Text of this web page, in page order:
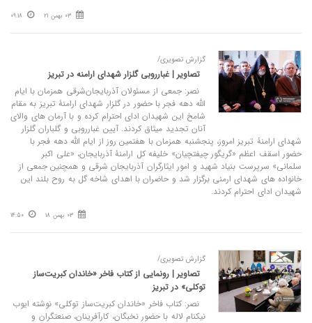
03 بهمن 21 09:18
گزارش تصویری/
تصاویر | غبارروبی گلزار شهدای ارامنه در تبریز
نصر: جمعی از مسئولان آذربایجان‌شرقی همزمان با ایام
الله دهه فجر با حضور در گلزار شهدای ارامنۀ تبریز به مقام
شامخ این شهیدان ادای احترام کرده و با آرمان های والای
آنان تجدید میثاق کردند. آیین غبارروبی و گلباران گلزار
شهدای ارامنۀ تبریز امروز، پنجشنبه همزمان با هفتمین روز از ایام الله دهه فجر با
حضور اسقف اعظم «گریگور چیفتچیان» خلیفه کل ارامنۀ آذربایجان، «علی اکبر
سلمانی» سرپرست بنیاد شهید و امور ایثارگران آذربایجان شرقی و همچنین جمعی از
خانواده های شهدای ارمنی برگزار شد و حاضران با اهدای شاخه گل به روح بلند این
شهیدان ادای احترام کردند.
03 بهمن 18 14:50
گزارش تصویری/
تصاویر | رونمایی از کتاب فاخر «خاندان کبریت‌ساز
توکلی» در تبریز
نصر: کتاب فاخر «خاندان کبریت‌ساز توکلی» نوشته ایوب
نیکنام لاله با حضور نخبگان، کارآفرینان، صنعتگران و